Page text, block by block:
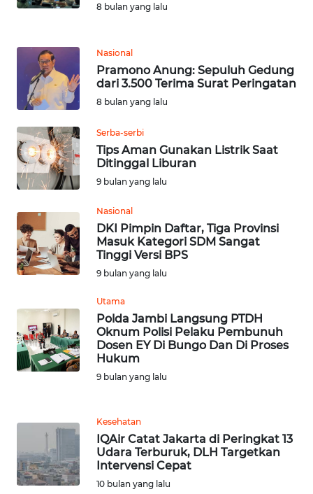
8 bulan yang lalu
Nasional
Pramono Anung: Sepuluh Gedung
dari 3.500 Terima Surat Peringatan
8 bulan yang lalu
Serba-serbi
Tips Aman Gunakan Listrik Saat
Ditinggal Liburan
9 bulan yang lalu
Nasional
DKI Pimpin Daftar, Tiga Provinsi
Masuk Kategori SDM Sangat
Tinggi Versi BPS
9 bulan yang lalu
Utama
Polda Jambi Langsung PTDH
Oknum Polisi Pelaku Pembunuh
Dosen EY Di Bungo Dan Di Proses
Hukum
9 bulan yang lalu
Kesehatan
IQAir Catat Jakarta di Peringkat 13
Udara Terburuk, DLH Targetkan
Intervensi Cepat
10 bulan yang lalu
KALTENG
WN
KALTARA
WN
KALSEL
WN
SULSEL
WN
SULUT
MALUT